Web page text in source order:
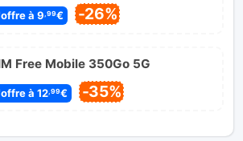
à 9 ,99€ -26%
Free Mobile 350Go 5G
à 12,99€ -35%